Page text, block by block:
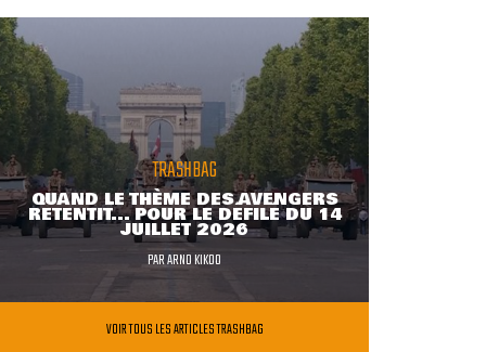
TRASHBAG
QUAND LE THÈME DES AVENGERS
RETENTIT... POUR LE DÉFILÉ DU 14
JUILLET 2026
PARARNO KIKOO
VOIR TOUS LES ARTICLES TRASHBAG